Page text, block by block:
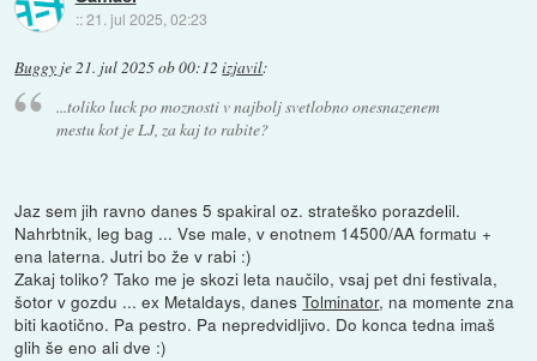
::21. jul 2025, 02:23
Buggy je21. jul 2025 ob 00:12 izjavil:
...toliko luck po moznosti v najbolj svetlobno onesnazenem
mestu kot je LJ, za kaj to rabite?
Jaz sem jih ravno danes 5 spakiral oz. strateško porazdelil.
Nahrbtnik, leg bag ... Vse male, v enotnem 14500/AA formatu +
ena laterna. Jutri bo že v rabi :)
Zakaj toliko? Tako me je skozi leta naučilo, vsaj pet dni festivala,
šotor v gozdu ... ex Metaldays, danesTolminator, na momente zna
biti kaotično. Pa pestro. Pa nepredvidljivo. Do konca tedna imaš
glih še eno ali dve :)